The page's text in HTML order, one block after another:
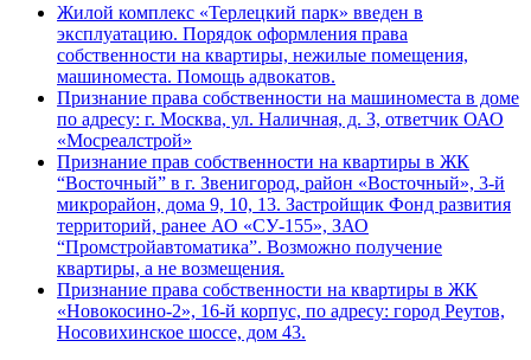
Жилой комплекс «Терлецкий парк» введен в
эксплуатацию. Порядок оформления права
собственности на квартиры, нежилые помещения,
машиноместа. Помощь адвокатов.
Признание права собственности на машиноместа в доме
по адресу: г. Москва, ул. Наличная, д. 3, ответчик ОАО
«Мосреалстрой»
Признание прав собственности на квартиры в ЖК
“Восточный” в г. Звенигород, район «Восточный», 3-й
микрорайон, дома 9, 10, 13. Застройщик Фонд развития
территорий, ранее АО «СУ-155», ЗАО
“Промстройавтоматика”. Возможно получение
квартиры, а не возмещения.
Признание права собственности на квартиры в ЖК
«Новокосино-2», 16-й корпус, по адресу: город Реутов,
Носовихинское шоссе, дом 43.